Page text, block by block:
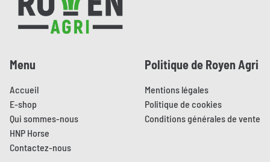
Menu
Accueil
E-shop
Qui sommes-nous
HNP Horse
Contactez-nous
Politique de Royen Agri
Mentions légales
Politique de cookies
Conditions générales de vente